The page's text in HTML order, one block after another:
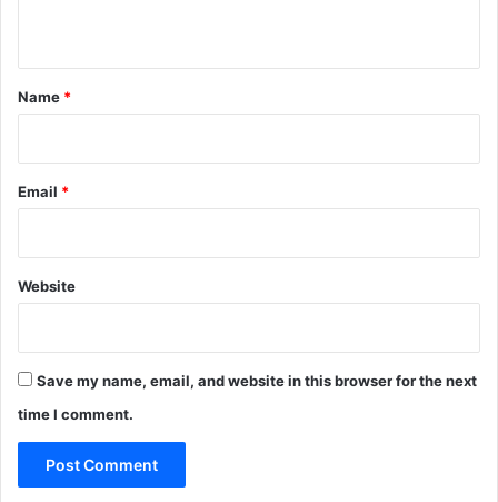
*
Name *
Email *
Website
Save my name, email, and website in this browser for the next
time I comment.